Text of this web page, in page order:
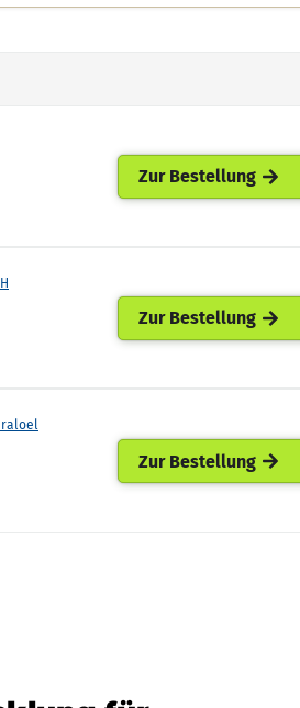
Zur Bestellung
Zur Bestellung
Zur Bestellung